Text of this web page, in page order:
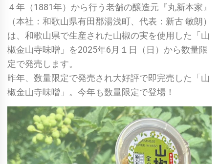
４年（1881年）から行う老舗の醸造元『丸新本家』
（本社：和歌山県有田郡湯浅町、代表：新古 敏朗）
は、和歌山県で生産された山椒の実を使用した「山
椒金山寺味噌」を2025年6月１日（日）から数量限
定で発売します。
昨年、数量限定で発売され大好評で即完売した「山
椒金山寺味噌」。今年も数量限定で登場！